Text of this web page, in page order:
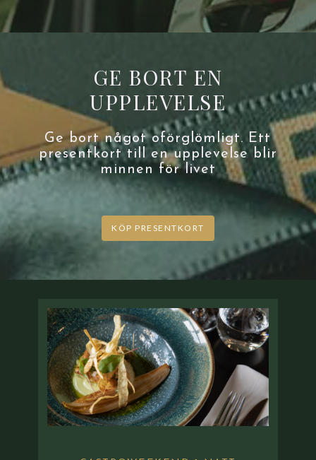
GE BORT EN
UPPLEVELSE
Ge bort något oförglömligt. Ett
presentkort till en upplevelse blir
minnen för livet
KÖP PRESENTKORT